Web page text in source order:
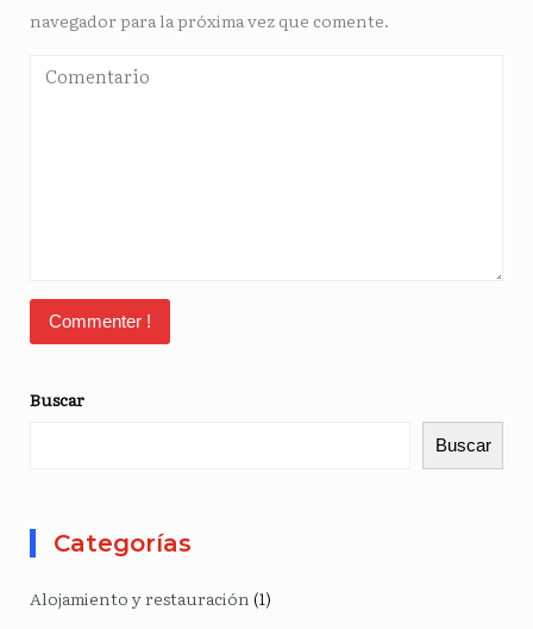
navegador para la próxima vez que comente.
Buscar
Buscar
Categorías
Alojamiento y restauración (1)